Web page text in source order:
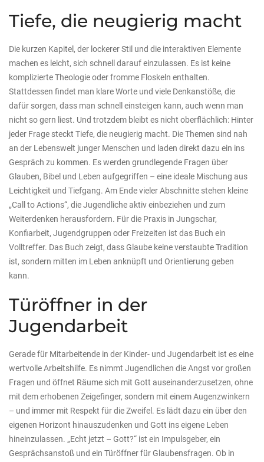
Tiefe, die neugierig macht
Die kurzen Kapitel, der lockerer Stil und die interaktiven Elemente
machen es leicht, sich schnell darauf einzulassen. Es ist keine
komplizierte Theologie oder fromme Floskeln enthalten.
Stattdessen findet man klare Worte und viele Denkanstöße, die
dafür sorgen, dass man schnell einsteigen kann, auch wenn man
nicht so gern liest. Und trotzdem bleibt es nicht oberflächlich: Hinter
jeder Frage steckt Tiefe, die neugierig macht. Die Themen sind nah
an der Lebenswelt junger Menschen und laden direkt dazu ein ins
Gespräch zu kommen. Es werden grundlegende Fragen über
Glauben, Bibel und Leben aufgegriffen – eine ideale Mischung aus
Leichtigkeit und Tiefgang. Am Ende vieler Abschnitte stehen kleine
„Call to Actions“, die Jugendliche aktiv einbeziehen und zum
Weiterdenken herausfordern. Für die Praxis in Jungschar,
Konfiarbeit, Jugendgruppen oder Freizeiten ist das Buch ein
Volltreffer. Das Buch zeigt, dass Glaube keine verstaubte Tradition
ist, sondern mitten im Leben anknüpft und Orientierung geben
kann.
Türöffner in der
Jugendarbeit
Gerade für Mitarbeitende in der Kinder- und Jugendarbeit ist es eine
wertvolle Arbeitshilfe. Es nimmt Jugendlichen die Angst vor großen
Fragen und öffnet Räume sich mit Gott auseinanderzusetzen, ohne
mit dem erhobenen Zeigefinger, sondern mit einem Augenzwinkern
– und immer mit Respekt für die Zweifel. Es lädt dazu ein über den
eigenen Horizont hinauszudenken und Gott ins eigene Leben
hineinzulassen. „Echt jetzt – Gott?“ ist ein Impulsgeber, ein
Gesprächsanstoß und ein Türöffner für Glaubensfragen. Ob in